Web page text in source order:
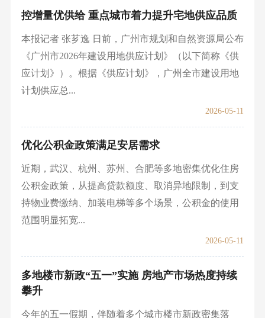
控增量优供给 重点城市着力提升宅地供应品质
本报记者 张芗逸 日前，广州市规划和自然资源局公布
《广州市2026年建设用地供应计划》（以下简称《供
应计划》）。根据《供应计划》，广州全市建设用地
计划供应总...
2026-05-11
优化公积金政策满足安居需求
近期，武汉、杭州、苏州、合肥等多地密集优化住房
公积金政策，从提高贷款额度、取消异地限制，到支
持物业费缴纳、加装电梯等多个场景，公积金的使用
范围明显拓宽...
2026-05-11
多地楼市新政“五一”实施 房地产市场热度持续
攀升
今年的五一假期，伴随着多个城市楼市新政密集落